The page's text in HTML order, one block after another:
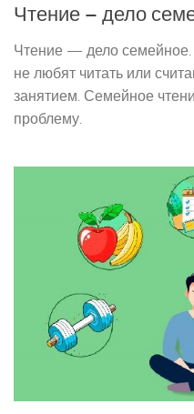
Чтение – дело
Чтение — дело семейное.
не любят читать или
занятием. Семейное
проблему.